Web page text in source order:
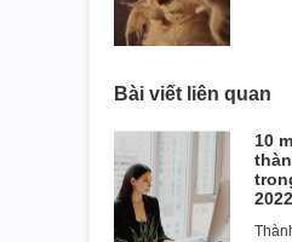
Bài viết liên quan
10
2022